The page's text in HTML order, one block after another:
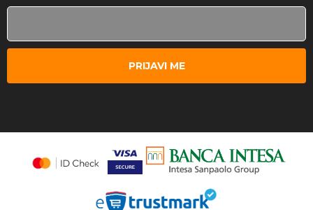
PRIJAVI ME